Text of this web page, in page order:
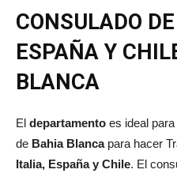
CONSULADO
ESPAÑA Y
BLANCA
El departamento es ideal
de Bahia Blancapara hacer
Italia, España y Chile. El